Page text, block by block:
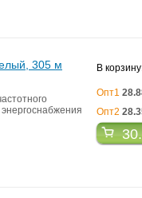
305 м В
Опт1
Опт2